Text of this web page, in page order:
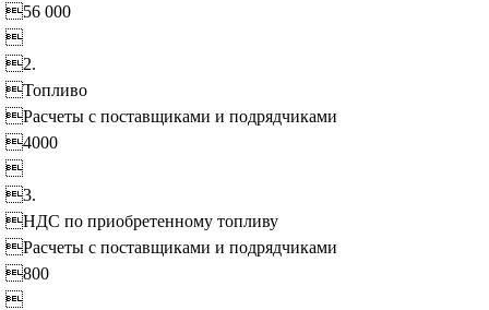
56 000

2.
Топливо
Расчеты с поставщиками и подрядчиками
4000

3.
НДС по приобретенному топливу
Расчеты с поставщиками и подрядчиками
800
